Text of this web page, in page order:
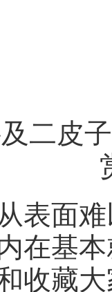
二皮
表面难
在基
收藏